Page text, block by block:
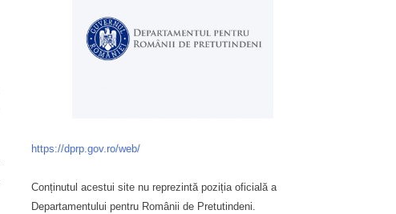
https://dprp.gov.ro/web/
Conținutul acestui site nu reprezintă poziția oficială a
Departamentului pentru Românii de Pretutindeni.